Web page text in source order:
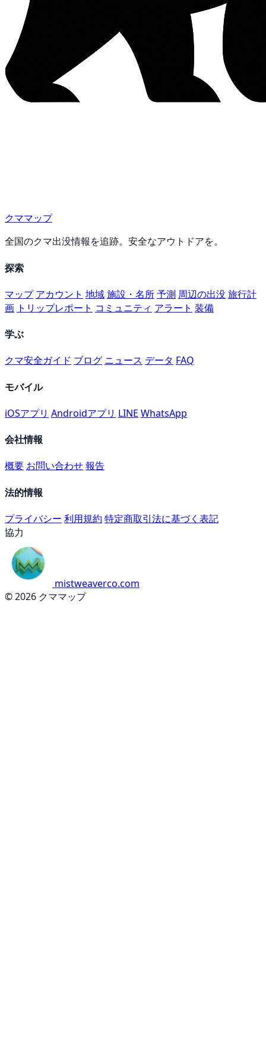
クママップ
全国のクマ出没情報を追跡。安全なアウトドアを。
探索
マップ アカウント 地域施設・名所予測 周辺の出没旅行計
画 トリップレポート コミュニティ アラート 装備
学ぶ
クマ安全ガイド ブログ ニュース データ FAQ
モバイル
iOSアプリ Androidアプリ LINE WhatsApp
会社情報
概要 お問い合わせ報告
法的情報
プライバシー 利用規約 特定商取引法に基づく表記
協力
mistweaverco.com
© 2026 クママップ